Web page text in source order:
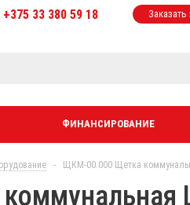
+375 33 380 59 18
ФИНАНСИРОВАНИЕ
- ЩКМ-00.000 Щетка